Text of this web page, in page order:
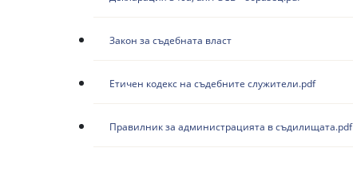
Закон за съдебната власт
Етичен кодекс на съдебните служители.pdf
Правилник за администрацията в съдилищата.pdf